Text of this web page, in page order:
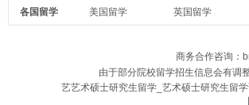
各国留学 美国留学 英国留学
商务合作咨询：
由于部分院校留学招生信息会有调
艺艺术硕士研究生留学_艺术硕士研究生留